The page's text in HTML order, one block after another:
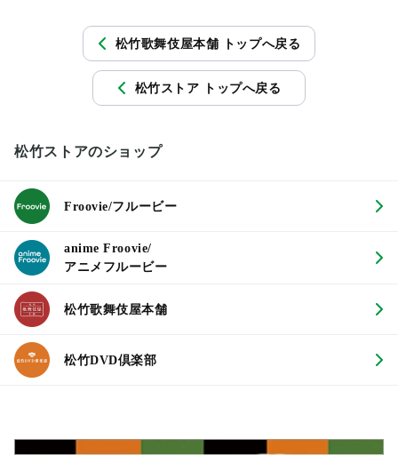
松竹歌舞伎屋本舗 トップへ戻る
松竹ストア トップへ戻る
松竹ストアのショップ
Froovie/フルービー
anime Froovie/
アニメフルービー
松竹歌舞伎屋本舗
松竹DVD倶楽部